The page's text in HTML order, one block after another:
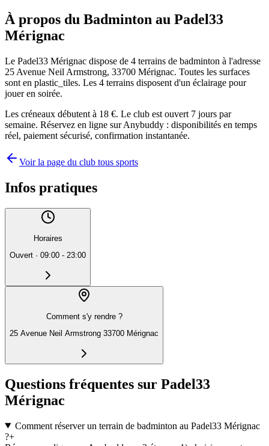
À propos du Badminton au Padel33
Mérignac
Le Padel33 Mérignac dispose de 4 terrains de badminton à l'adresse
25 Avenue Neil Armstrong, 33700 Mérignac. Toutes les surfaces
sont en plastic_tiles. Les 4 terrains disposent d'un éclairage pour
jouer en soirée.
Les créneaux débutent à 18 €. Le club est ouvert 7 jours par
semaine. Réservez en ligne sur Anybuddy : disponibilités en temps
réel, paiement sécurisé, confirmation instantanée.
Voir la page du club tous sports
Infos pratiques
Horaires
Ouvert · 09:00 - 23:00
Comment s'y rendre ?
25 Avenue Neil Armstrong 33700 Mérignac
Questions fréquentes sur Padel33
Mérignac
Comment réserver un terrain de badminton au Padel33 Mérignac
?+